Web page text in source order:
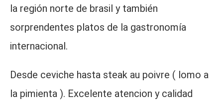
la región norte de brasil y también
sorprendentes platos de la gastronomía
internacional.
Desde ceviche hasta steak au poivre ( lomo a
la pimienta ). Excelente atencion y calidad